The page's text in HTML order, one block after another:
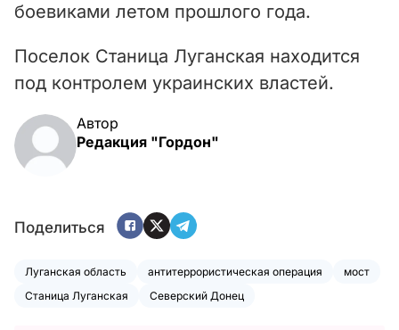
боевиками летом прошлого года.
Поселок Станица Луганская находится
под контролем украинских властей.
Автор
Редакция "Гордон"
Поделиться
Луганская область антитеррористическая операция
мост
Станица Луганская
Северский Донец